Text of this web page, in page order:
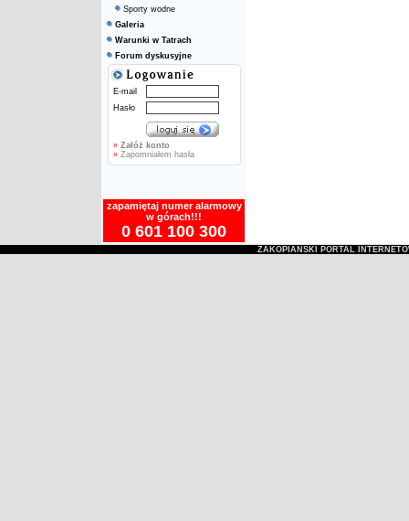
Sporty wodne
Galeria
Warunki w Tatrach
Forum dyskusyjne
E-mail
Hasło
» Załóż konto
»Zapomniałem hasła
zapamiętaj numer alarmowy
w górach!!!
0 601 100 300
ZAKOPIAŃSKI PORTAL